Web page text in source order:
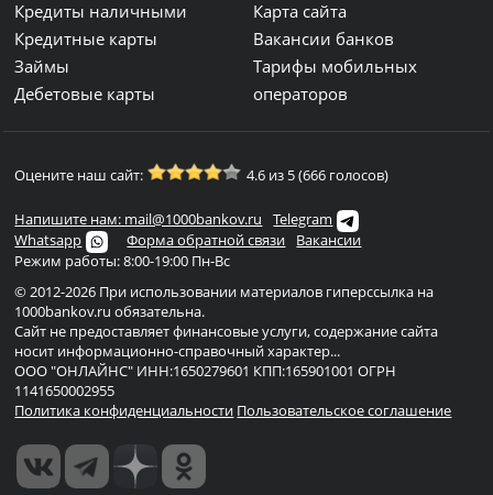
Кредиты наличными
Кредитные карты
Займы
Дебетовые карты
Карта сайта
Вакансии банков
Тарифы мобильных
операторов
Оцените наш сайт: 4.6 из 5 (666 голосов)
Напишите нам: mail@1000bankov.ru
Telegram
Whatsapp
Форма обратной связи
Вакансии
Режим работы: 8:00-19:00 Пн-Вс
© 2012-2026 При использовании материалов гиперссылка на
1000bankov.ru обязательна.
Сайт не предоставляет финансовые услуги, содержание сайта
носит информационно-справочный характер...
ООО "ОНЛАЙНС" ИНН:1650279601 КПП:165901001 ОГРН
1141650002955
Политика конфиденциальности Пользовательское соглашение